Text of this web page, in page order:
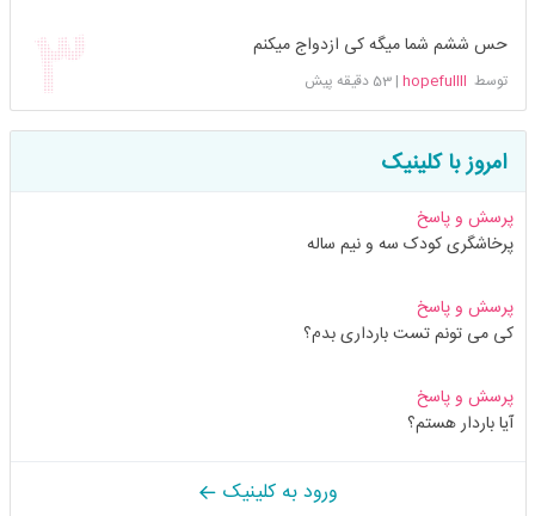
حس ششم شما میگه کی ازدواج میکنم
توسط hopefullll
|53 دقیقه پیش
امروز با کلینیک
پرسش و پاسخ
پرخاشگری کودک سه و نیم ساله
پرسش و پاسخ
کی می تونم تست بارداری بدم؟
پرسش و پاسخ
آیا باردار هستم؟
ورود به کلینیک